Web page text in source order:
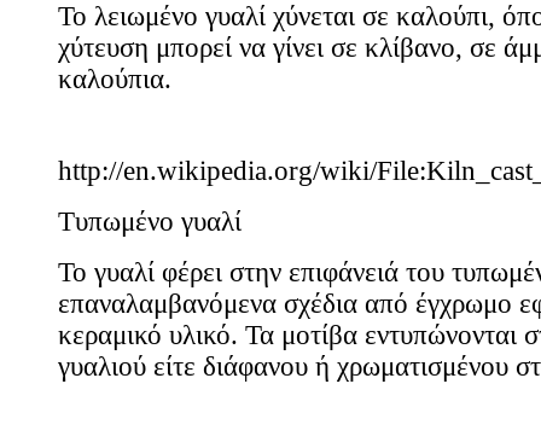
Το λειωμένο γυαλί χύνεται σε καλούπι,
χύτευση μπορεί να γίνει σε κλίβανο, σε
καλούπια.
http://en.wikipedia.org/wiki/
Τυπωμένο γυαλί
Το γυαλί φέρει στην επιφάνειά του
επαναλαμβανόμενα σχέδια από έγχρωμο
κεραμικό υλικό. Τα μοτίβα εντυπώνονται
γυαλιού είτε διάφανου ή χρωματισμένου